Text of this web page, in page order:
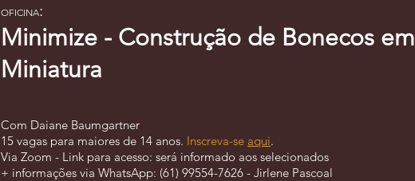
OFICINA:
Minimize - Construção de Bonecos em
Miniatura
Com Daiane Baumgartner
15 vagas para maiores de 14 anos. Inscreva-se aqui.
Via Zoom - Link para acesso: será informado aos selecionados
+ informações via WhatsApp: (61) 99554-7626 - Jirlene Pascoal